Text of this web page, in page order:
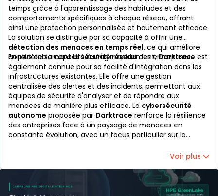
temps grâce à l'apprentissage des habitudes et des
comportements spécifiques à chaque réseau, offrant
ainsi une protection personnalisée et hautement efficace.
La solution se distingue par sa capacité à offrir une
détection des menaces en temps réel, ce qui améliore
considérablement lasécurité réseaudes entreprises.
En plus de sa capacité à réagir rapidement,Darktrace est
également connue pour sa facilité d'intégration dans les
infrastructures existantes. Elle offre une gestion
centralisée des alertes et des incidents, permettant aux
équipes de sécurité d'analyser et de répondre aux
menaces de manière plus efficace. La cybersécurité
autonome proposée par Darktrace renforce la résilience
des entreprises face à un paysage de menaces en
constante évolution, avec un focus particulier sur la
risques opérationnels. De plus, son déploiement flexible,
aux besoins spécifiques des organisations.
Voir plus